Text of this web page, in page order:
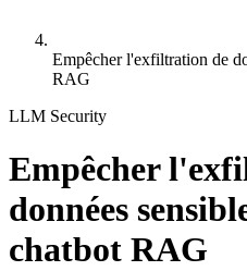
Empêcher l'exfiltration de
RAG
LLM Security
Empêcher
données
chatbot RAG